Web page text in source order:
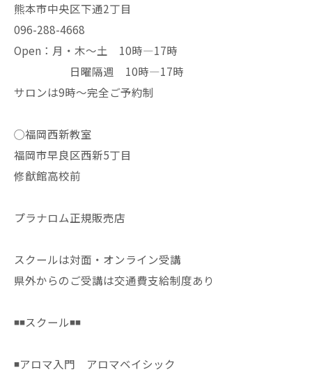
熊本市中央区下通2丁目
096-288-4668
Open：月・木〜土 10時—17時
日曜隔週 10時—17時
サロンは9時〜完全ご予約制
◯福岡西新教室
福岡市早良区西新5丁目
修猷館高校前
プラナロム正規販売店
スクールは対面・オンライン受講
県外からのご受講は交通費支給制度あり
◾️◾️スクール◾️◾️
◾️アロマ入門 アロマベイシック